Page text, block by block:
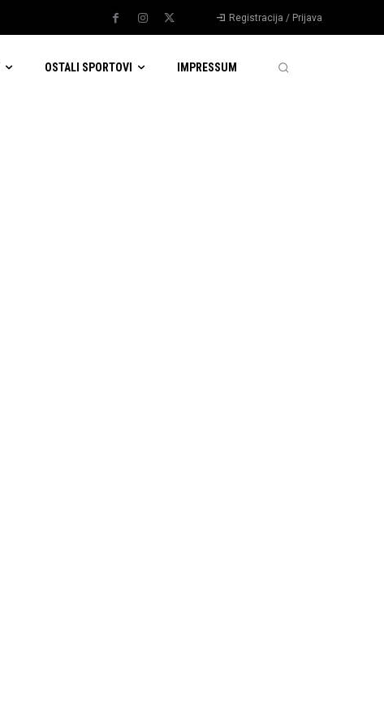
Registracija / Prijava
OSTALI SPORTOVI IMPRESSUM